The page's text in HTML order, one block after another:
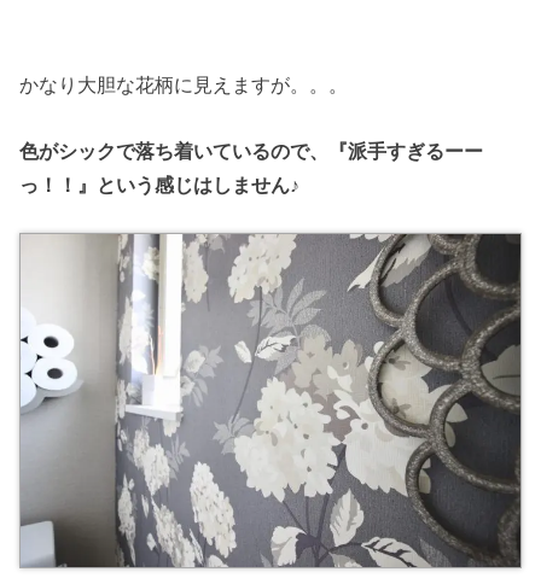
かなり大胆な花柄に見えますが。。。
色がシックで落ち着いているので、『派手すぎるーー
っ！！』という感じはしません♪